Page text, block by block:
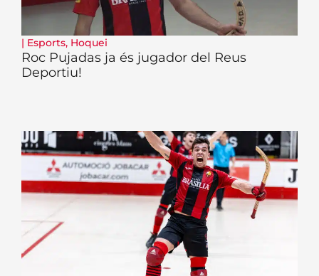
| Esports, Hoquei
Roc Pujadas ja és jugador del Reus
Deportiu!